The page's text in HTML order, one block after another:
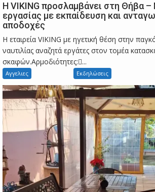
Η VIKING προσλαμβάνει στη Θήβα –
εργασίας με εκπαίδευση και
αποδοχές
Η εταιρεία VIKING με ηγετική θέση στην
ναυτιλίας αναζητά εργάτες στον τομέα
σκαφών.Αρμοδιότητες:...
Αγγελιες Εκδηλώσεις